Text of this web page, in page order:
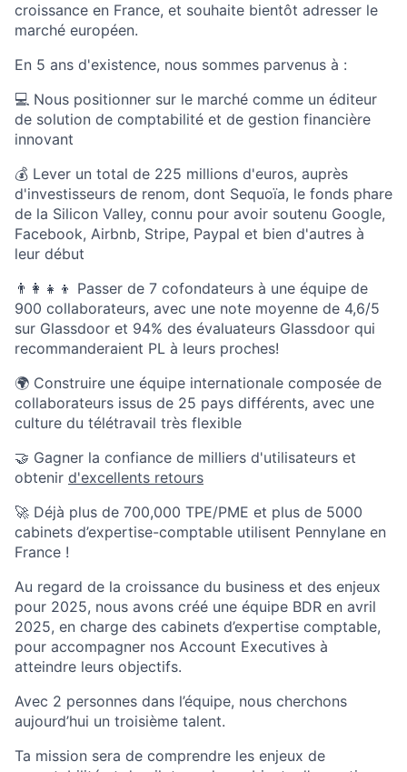
croissance en France, et souhaite bientôt adresser le
marché européen.
En 5 ans d'existence, nous sommes parvenus à :
💻 Nous positionner sur le marché comme un éditeur
de solution de comptabilité et de gestion financière
innovant
💰 Lever un total de 225 millions d'euros, auprès
d'investisseurs de renom, dont Sequoïa, le fonds phare
de la Silicon Valley, connu pour avoir soutenu Google,
Facebook, Airbnb, Stripe, Paypal et bien d'autres à
leur début
👨‍👩‍👧‍👦 Passer de 7 cofondateurs à une équipe de
900 collaborateurs, avec une note moyenne de 4,6/5
sur Glassdoor et 94% des évaluateurs Glassdoor qui
recommanderaient PL à leurs proches!
🌍 Construire une équipe internationale composée de
collaborateurs issus de 25 pays différents, avec une
culture du télétravail très flexible
🤝 Gagner la confiance de milliers d'utilisateurs et
obtenir d'excellents retours
🚀 Déjà plus de 700,000 TPE/PME et plus de 5000
cabinets d’expertise-comptable utilisent Pennylane en
France !
Au regard de la croissance du business et des enjeux
pour 2025, nous avons créé une équipe BDR en avril
2025, en charge des cabinets d’expertise comptable,
pour accompagner nos Account Executives à
atteindre leurs objectifs.
Avec 2 personnes dans l’équipe, nous cherchons
aujourd’hui un troisième talent.
Ta mission sera de comprendre les enjeux de